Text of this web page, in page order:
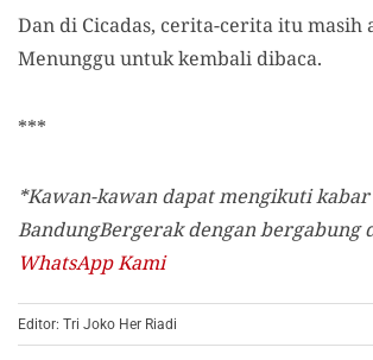
Dan di Cicadas, cerita-cerita itu masih
Menunggu untuk kembali dibaca.
***
*Kawan-kawan dapat mengikuti
BandungBergerak dengan bergabung
WhatsApp Kami
Editor: Tri Joko Her Riadi